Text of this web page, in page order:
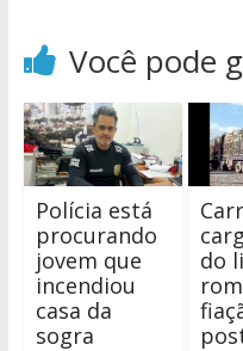
Você pode
Polícia está
procurando
jovem que
incendiou
casa da
sogra
do